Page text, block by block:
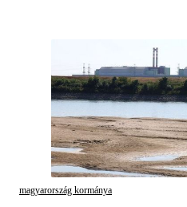
magyarország kormánya